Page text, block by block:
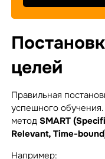
целей
Правильная
успешного
метод SMART
Relevant, Time-
Например: